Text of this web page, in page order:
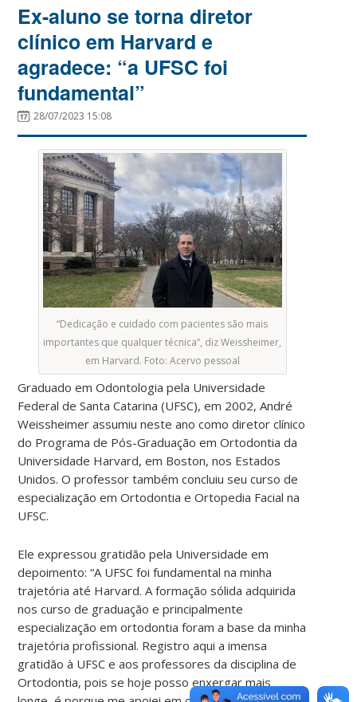
Ex-aluno se torna diretor
clínico em Harvard e
agradece: “a UFSC foi
fundamental”
28/07/2023 15:08
“Dedicação e cuidado com pacientes são mais
importantes que qualquer técnica”, diz Weissheimer,
em Harvard. Foto: Acervo pessoal
Graduado em Odontologia pela Universidade
Federal de Santa Catarina (UFSC), em 2002, André
Weissheimer assumiu neste ano como diretor clínico
do Programa de Pós-Graduação em Ortodontia da
Universidade Harvard, em Boston, nos Estados
Unidos. O professor também concluiu seu curso de
especialização em Ortodontia e Ortopedia Facial na
UFSC.
Ele expressou gratidão pela Universidade em
depoimento: “A UFSC foi fundamental na minha
trajetória até Harvard. A formação sólida adquirida
nos curso de graduação e principalmente
especialização em ortodontia foram a base da minha
trajetória profissional. Registro aqui a imensa
gratidão à UFSC e aos professores da disciplina de
Ortodontia, pois se hoje posso enxergar mais